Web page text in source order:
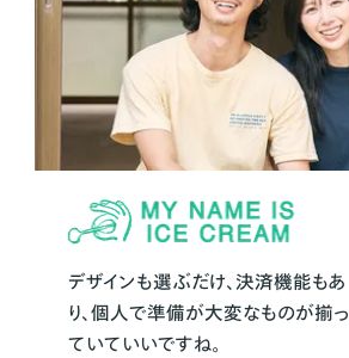
デザインも選ぶだけ、決済機能もあ
り、個人で準備が大変なものが揃っ
ていていいですね。